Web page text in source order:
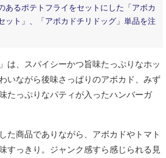
あるポテトフライをセットにした「アボカ
ット」、「アボカドチリドッグ」単品を注
は、スパイシーかつ旨味たっぷりなホッ
いながら後味さっぱりのアボカド、みず
たっぷりなパティが入ったハンバーガ
た商品でありながら、アボカドやトマト
すっきり。ジャンク感すら感じられる見